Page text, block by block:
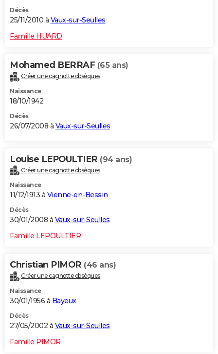
Décès
25/11/2010 à Vaux-sur-Seulles
Famille HUARD
Mohamed BERRAF (65 ans)
Créer une cagnotte obsèques
Naissance
18/10/1942
Décès
26/07/2008 à Vaux-sur-Seulles
Louise LEPOULTIER (94 ans)
Créer une cagnotte obsèques
Naissance
11/12/1913 à Vienne-en-Bessin
Décès
30/01/2008 à Vaux-sur-Seulles
Famille LEPOULTIER
Christian PIMOR (46 ans)
Créer une cagnotte obsèques
Naissance
30/01/1956 à Bayeux
Décès
27/05/2002 à Vaux-sur-Seulles
Famille PIMOR